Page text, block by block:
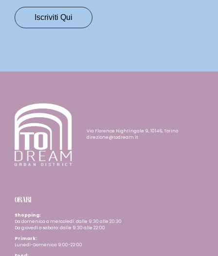
Via Florence Nightingale 9, 10146, Torino
direzione@todream.it
ORARI
Shopping:
Da domenica a mercoledì: dalle 9:30 alle 20:30
Da giovedì a sabato: dalle 9:30 alle 22:00
Primark:
Lunedì-Domenica 9:00-22:00